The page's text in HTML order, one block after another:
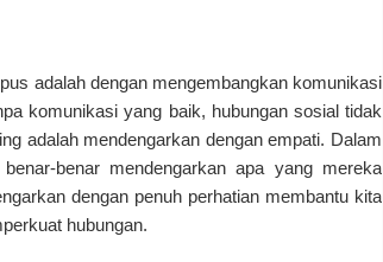
adalah dengan mengembangkan komunikasi
komunikasi yang baik, hubungan sosial tidak
adalah mendengarkan dengan empati. Dalam
benar mendengarkan apa yang mereka
dengan penuh perhatian membantu kita
hubungan.